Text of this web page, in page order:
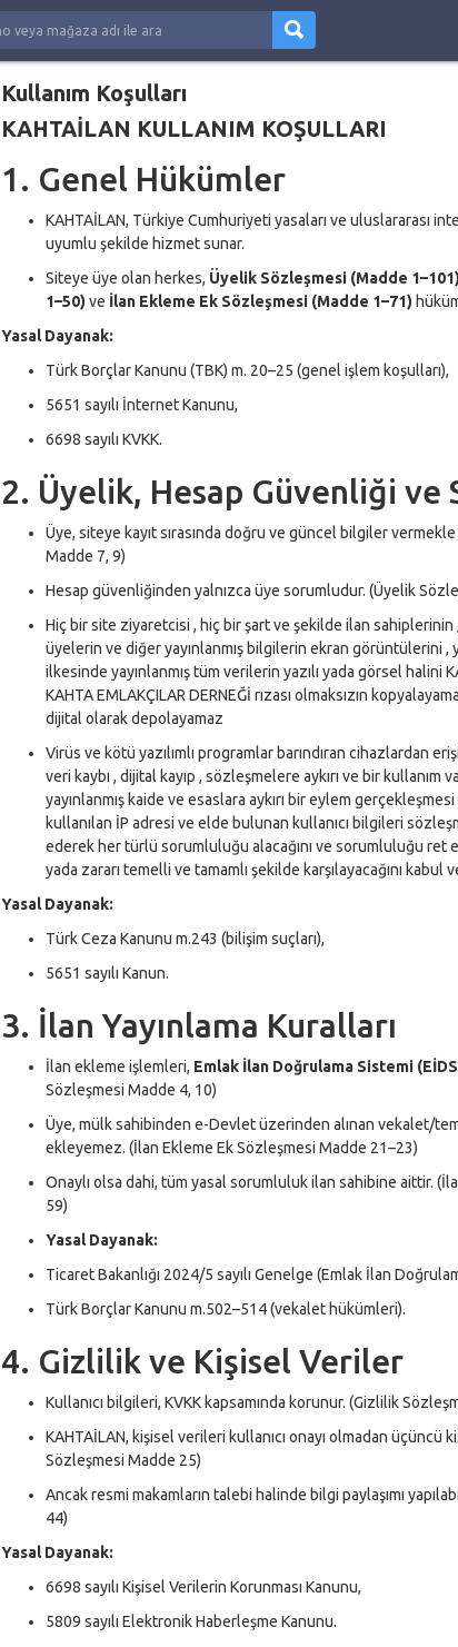
Kullanım Koşulları
KAHTAİLAN KULLANIM KOŞULLARI
1. Genel Hükümler
KAHTAİLAN, Türkiye Cumhuriyeti yasaları ve uluslararası
uyumlu şekilde hizmet sunar.
Siteye üye olan herkes, Üyelik Sözleşmesi (Madde 1–101)
1–50) ve İlan Ekleme Ek Sözleşmesi (Madde 1–71)
Yasal Dayanak:
Türk Borçlar Kanunu (TBK) m. 20–25 (genel işlem koşulları),
5651 sayılı İnternet Kanunu,
6698 sayılı KVKK.
2. Üyelik, Hesap Güvenliği ve
Üye, siteye kayıt sırasında doğru ve güncel bilgiler
Madde 7, 9)
Hesap güvenliğinden yalnızca üye sorumludur. (Üyelik
Hiç bir site ziyaretcisi , hiç bir şart ve şekilde ilan sahiplerinin
üyelerin ve diğer yayınlanmış bilgilerin ekran görüntülerini ,
ilkesinde yayınlanmış tüm verilerin yazılı yada görsel halini
KAHTA EMLAKÇILAR DERNEĞİ rızası olmaksızın
dijital olarak depolayamaz
Virüs ve kötü yazılımlı programlar barındıran cihazlardan
veri kaybı , dijital kayıp , sözleşmelere aykırı ve bir kullanım
yayınlanmış kaide ve esaslara aykırı bir eylem
kullanılan İP adresi ve elde bulunan kullanıcı bilgileri
ederek her türlü sorumluluğu alacağını ve sorumluluğu ret
yada zararı temelli ve tamamlı şekilde karşılayacağını kabul
Yasal Dayanak:
Türk Ceza Kanunu m.243 (bilişim suçları),
5651 sayılı Kanun.
3. İlan Yayınlama Kuralları
İlan ekleme işlemleri, Emlak İlan Doğrulama Sistemi
Sözleşmesi Madde 4, 10)
Üye, mülk sahibinden e-Devlet üzerinden alınan vekalet/
ekleyemez. (İlan Ekleme Ek Sözleşmesi Madde 21–23)
Onaylı olsa dahi, tüm yasal sorumluluk ilan sahibine aittir.
59)
Yasal Dayanak:
Ticaret Bakanlığı 2024/5 sayılı Genelge (Emlak İlan
Türk Borçlar Kanunu m.502–514 (vekalet hükümleri).
4. Gizlilik ve Kişisel Veriler
Kullanıcı bilgileri, KVKK kapsamında korunur. (Gizlilik
KAHTAİLAN, kişisel verileri kullanıcı onayı olmadan üçüncü
Sözleşmesi Madde 25)
Ancak resmi makamların talebi halinde bilgi paylaşımı
44)
Yasal Dayanak:
6698 sayılı Kişisel Verilerin Korunması Kanunu,
5809 sayılı Elektronik Haberleşme Kanunu.